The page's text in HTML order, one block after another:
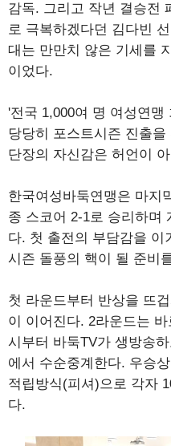
감독. 그리고 작년 결승전
로 극복하겠다던 김다빈
대는 만만치 않은 기세를
이었다.
'전국 1,000여 명 여성연맹
당당히 포스트시즌 진출
단장의 자신감은 허언이
한국여성바둑연맹은 마지
종 스코어 2-1로 승리하며
다. 첫 출전의 부담감을 이
시즌 돌풍의 핵이 될 준비
첫 라운드부터 반상을 뜨
이 이어진다. 2라운드는
시부터 바둑TV가 생방송
에서 수순중계한다. 우승
적립방식(피셔)으로 각자
다.